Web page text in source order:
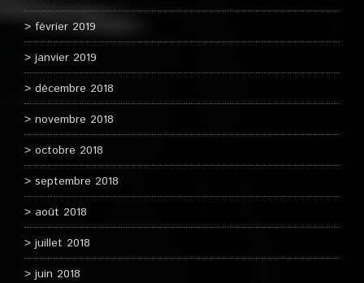
février 2019
janvier 2019
décembre 2018
novembre 2018
octobre 2018
septembre 2018
août 2018
juillet 2018
juin 2018